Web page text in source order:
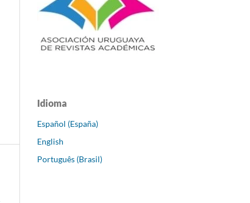
Idioma
Español (España)
English
Português (Brasil)